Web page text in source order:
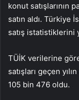
konut satışlarının
satın aldı. Türkiye
satış istatistiklerini
TÜİK verilerine
satışları geçen
105 bin 476 oldu.